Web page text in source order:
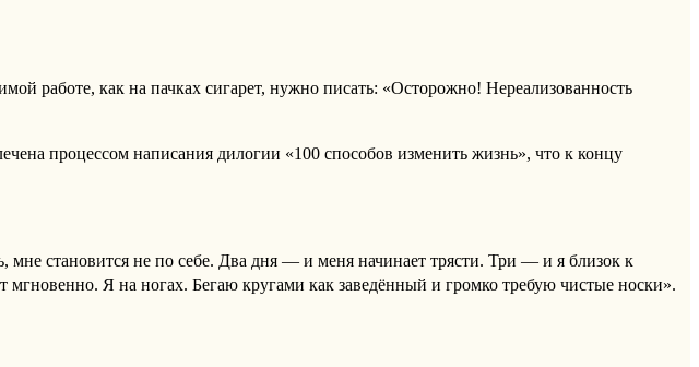
работе, как на пачках сигарет, нужно писать: «Осторожно! Нереализованность
процессом написания дилогии «100 способов изменить жизнь», что к концу
мне становится не по себе. Два дня — и меня начинает трясти. Три — и я близок к
Я на ногах. Бегаю кругами как заведённый и громко требую чистые носки».